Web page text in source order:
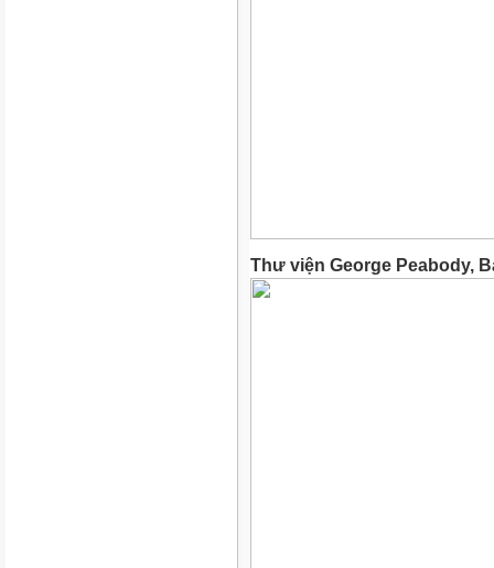
Thư viện George Peabody,